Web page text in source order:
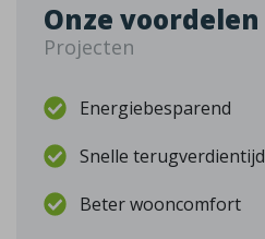
Onze voordelen
Projecten
Energiebesparend
Snelle terugverdientijd
Beter wooncomfort